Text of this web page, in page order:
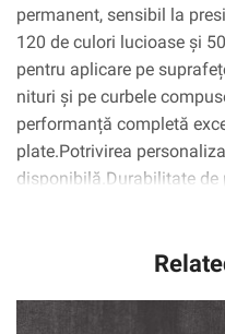
permanent, sensibil la
120 de culori lucioase și
pentru aplicare pe
nituri și pe curbele
performanță completă
plate.Potrivirea
disponibilă.Durabilitate de